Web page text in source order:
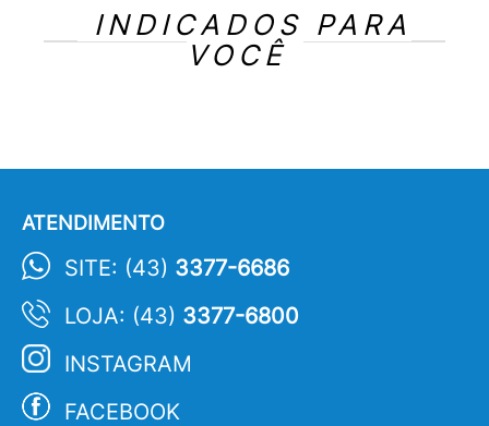
INDICADOS PARA
VOCÊ
ATENDIMENTO
SITE: (43) 3377-6686
LOJA: (43) 3377-6800
INSTAGRAM
FACEBOOK